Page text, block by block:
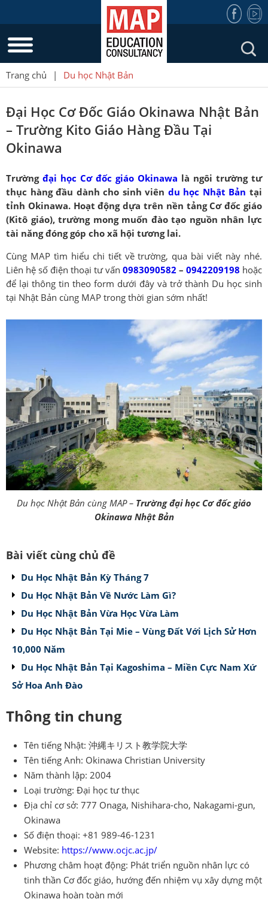
Trang chủ | Du học Nhật Bản
Đại Học Cơ Đốc Giáo Okinawa Nhật Bản
– Trường Kito Giáo Hàng Đầu Tại
Okinawa
Trường đại học Cơ đốc giáo Okinawa là ngôi trường tư
thục hàng đầu dành cho sinh viên du học Nhật Bản tại
tỉnh Okinawa. Hoạt động dựa trên nền tảng Cơ đốc giáo
(Kitô giáo), trường mong muốn đào tạo nguồn nhân lực
tài năng đóng góp cho xã hội tương lai.
Cùng MAP tìm hiểu chi tiết về trường, qua bài viết này nhé.
Liên hệ số điện thoại tư vấn 0983090582 – 0942209198 hoặc
để lại thông tin theo form dưới đây và trở thành Du học sinh
tại Nhật Bản cùng MAP trong thời gian sớm nhất!
Du học Nhật Bản cùng MAP – Trường đại học Cơ đốc giáo
Okinawa Nhật Bản
Bài viết cùng chủ đề
Du Học Nhật Bản Kỳ Tháng 7
Du Học Nhật Bản Về Nước Làm Gì?
Du Học Nhật Bản Vừa Học Vừa Làm
Du Học Nhật Bản Tại Mie – Vùng Đất Với Lịch Sử Hơn
10,000 Năm
Du Học Nhật Bản Tại Kagoshima – Miền Cực Nam Xứ
Sở Hoa Anh Đào
Thông tin chung
Tên tiếng Nhật: 沖縄キリスト教学院大学
Tên tiếng Anh: Okinawa Christian University
Năm thành lập: 2004
Loại trường: Đại học tư thục
Địa chỉ cơ sở: 777 Onaga, Nishihara-cho, Nakagami-gun,
Okinawa
Số điện thoại: +81 989-46-1231
Website: https://www.ocjc.ac.jp/
Phương châm hoạt động: Phát triển nguồn nhân lực có
tinh thần Cơ đốc giáo, hướng đến nhiệm vụ xây dựng một
Okinawa hoàn toàn mới